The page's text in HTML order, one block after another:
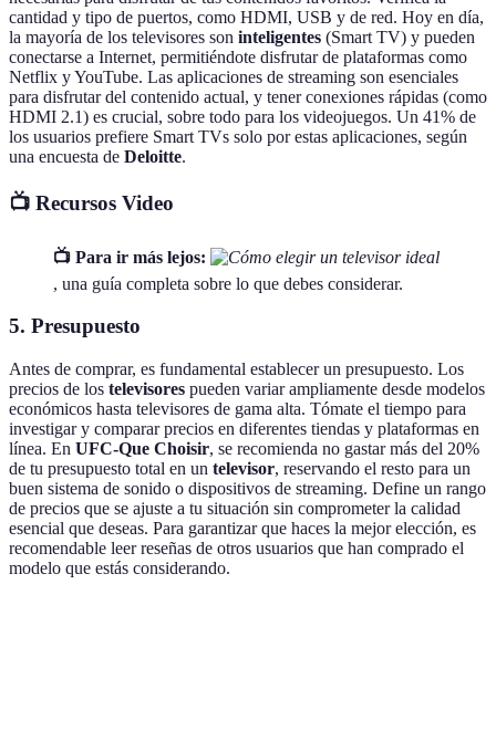
cantidad y tipo de puertos, como HDMI, USB y de red. Hoy en día,
la mayoría de los televisores son inteligentes (Smart TV) y pueden
conectarse a Internet, permitiéndote disfrutar de plataformas como
Netflix y YouTube. Las aplicaciones de streaming son esenciales
para disfrutar del contenido actual, y tener conexiones rápidas (como
HDMI 2.1) es crucial, sobre todo para los videojuegos. Un 41% de
los usuarios prefiere Smart TVs solo por estas aplicaciones, según
una encuesta de Deloitte.
📺 Recursos Video
📺 Para ir más lejos:
, una guía completa sobre lo que debes considerar.
5. Presupuesto
Antes de comprar, es fundamental establecer un presupuesto. Los
precios de los televisores pueden variar ampliamente desde modelos
económicos hasta televisores de gama alta. Tómate el tiempo para
investigar y comparar precios en diferentes tiendas y plataformas en
línea. En UFC-Que Choisir, se recomienda no gastar más del 20%
de tu presupuesto total en un televisor, reservando el resto para un
buen sistema de sonido o dispositivos de streaming. Define un rango
de precios que se ajuste a tu situación sin comprometer la calidad
esencial que deseas. Para garantizar que haces la mejor elección, es
recomendable leer reseñas de otros usuarios que han comprado el
modelo que estás considerando.